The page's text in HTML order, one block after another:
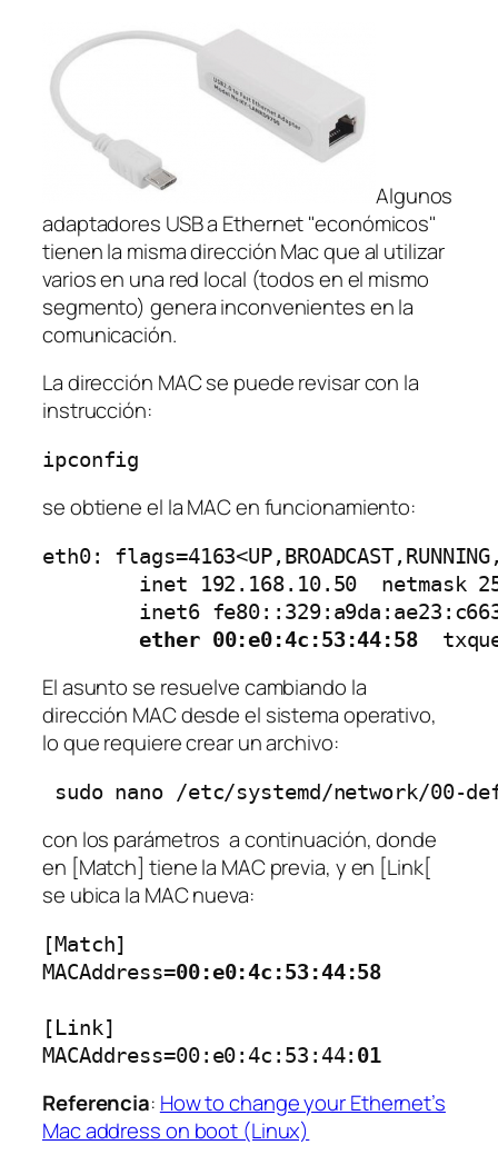
Algunos
adaptadores USB a Ethernet "económicos"
tienen la misma dirección Mac que al utilizar
varios en una red local (todos en el mismo
segmento) genera inconvenientes en la
comunicación.
La dirección MAC se puede revisar con la
instrucción:
ipconfig
se obtiene el la MAC en funcionamiento:
eth0:
inet 192.168.10.50  netmask
inet6
ether 00:e0:4c:53:44:58
El asunto se resuelve cambiando la
dirección MAC desde el sistema operativo,
lo que requiere crear un archivo:
sudo nano /etc/systemd/network/00-
con los parámetros a continuación, donde
en [Match] tiene la MAC previa, y en [Link[
se ubica la MAC nueva:
[Match]
MACAddress=00:e0:4c:53:44:58
[Link]
MACAddress=00:e0:4c:53:44: 01
Referencia: How to change your Ethernet’s
Mac address on boot (Linux)